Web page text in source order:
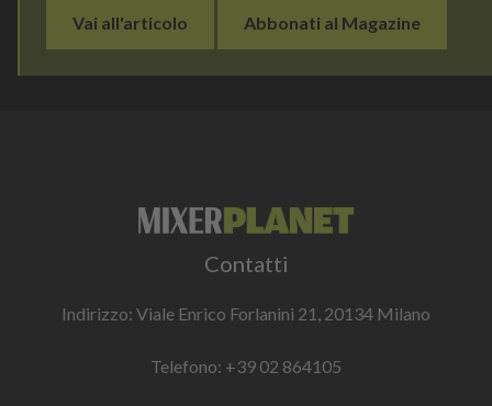
Vai all'articolo Abbonati al Magazine
Contatti
Indirizzo: Viale Enrico Forlanini 21, 20134 Milano
Telefono: +39 02 864105